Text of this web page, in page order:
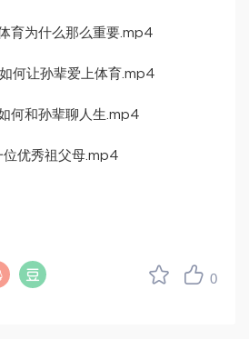
育为什么那么重要.mp4
何让孙辈爱上体育.mp4
何和孙辈聊人生.mp4
优秀祖父母.mp4
0